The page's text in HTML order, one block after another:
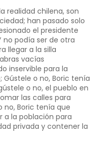
realidad chilena, son
han pasado solo
el presidente
no podía ser de otra
llegar a la silla
vacías
inservible para la
o no, Boric tenía
o no, el pueblo en
las calles para
no, Boric tenía que
a la población para
privada y contener la